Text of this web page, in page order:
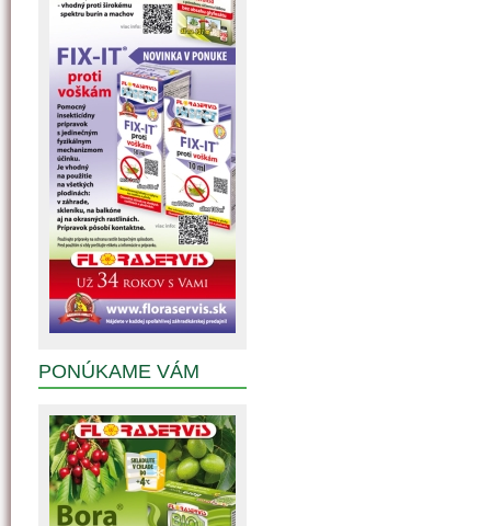
PONÚKAME VÁM